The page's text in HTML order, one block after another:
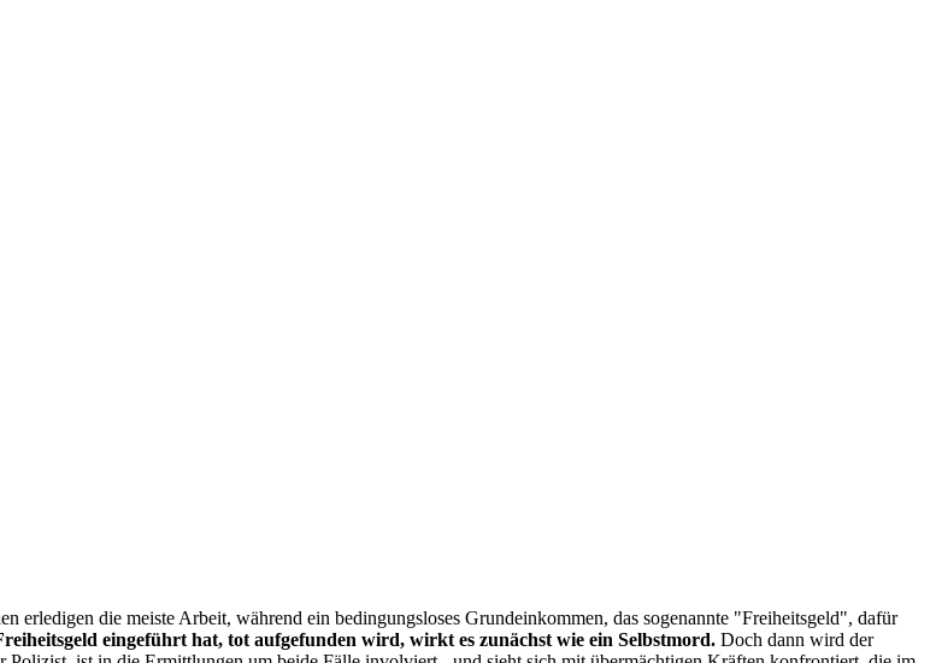
die meiste Arbeit, während ein bedingungsloses Grundeinkommen, das sogenannte "Freiheitsgeld", dafür
eingeführt hat, tot aufgefunden wird, wirkt es zunächst wie ein Selbstmord. Doch dann wird der